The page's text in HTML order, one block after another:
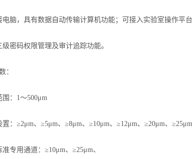
电脑，具有数据自动传输计算机功能；可接入实验室操作平
密码权限管理及审计追踪功能。
：
围：1～500μm
：≥2μm、≥5μm、≥8μm、≥10μm、≥12μm、≥20μm、
专用通道：≥10μm、≥25μm、